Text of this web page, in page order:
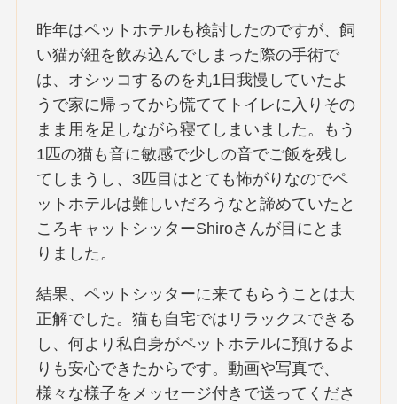
昨年はペットホテルも検討したのですが、飼
い猫が紐を飲み込んでしまった際の手術で
は、オシッコするのを丸1日我慢していたよ
うで家に帰ってから慌ててトイレに入りその
まま用を足しながら寝てしまいました。もう
1匹の猫も音に敏感で少しの音でご飯を残し
てしまうし、3匹目はとても怖がりなのでペ
ットホテルは難しいだろうなと諦めていたと
ころキャットシッターShiroさんが目にとま
りました。
結果、ペットシッターに来てもらうことは大
正解でした。猫も自宅ではリラックスできる
し、何より私自身がペットホテルに預けるよ
りも安心できたからです。動画や写真で、
様々な様子をメッセージ付きで送ってくださ